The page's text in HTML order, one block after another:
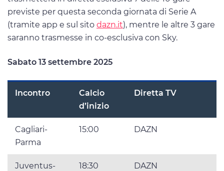
previste per questa seconda giornata di Serie A
(tramite app e sul sito dazn.it), mentre le altre 3 gare
saranno trasmesse in co-esclusiva con Sky.
Sabato 13 settembre 2025
Incontro
Calcio
d’inizio
Diretta TV
Cagliari-
Parma
15:00 DAZN
Juventus-
18:30 DAZN